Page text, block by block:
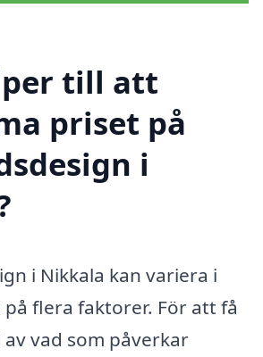
till att
priset på
i
i Nikkala kan variera i
flera faktorer. För att få
vad som påverkar